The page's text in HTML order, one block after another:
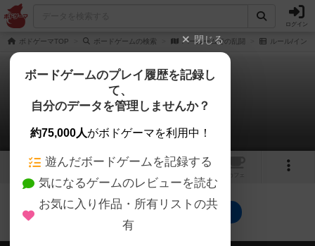
ログイン
ボドゲーマTOP ボードゲームの検索 バールームでの乱闘 ルール/イン
バールームでの乱闘
0件のルール/インスト
1
バールームでの乱闘のトップに戻る
閉じる
ボードゲームのプレイ履歴を記録し
て、
自分のデータを管理しませんか？
約75,000人がボドゲーマを利用中！
遊んだボードゲームを記録する
気になるゲームのレビューを読む
お気に入り作品・所有リストの共
有